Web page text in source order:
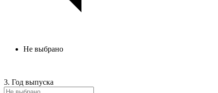
Не выбрано
3. Год выпуска